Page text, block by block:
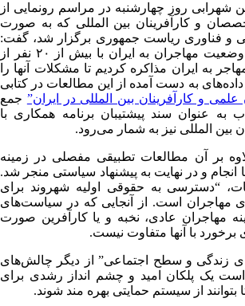
شهرابی روز چهارشنبه در مراسم رونمایی از
و کارآفرینان بین المللی که به صورت
و فناوری ریاست جمهوری برگزار شد، گفت:
در مطالعه میدانی از وضعیت مهاجران به ایران با بیش از ۲۰ نفر از
به ایران مذاکره کردیم تا مشکلات آنها را
به دست آمده از این مطالعات در کتابی
و کارآفرینان بین المللی در ایران” جمع
به عنوان سند پیشتیبان برنامه همکاری با
بین المللی نیز به شمار می‌رود.
بر آن مطالعات تطبیقی مفصلی در زمینه
و در نهایت به پیشنهاد سیاستی منجر شد.
“دسترسی به حقوقی اولیه شهروند برای
مهاجران است. از آنجایی که در سیاست‌های
مهاجران عادی، نخبه و یا کارآفرین صورت
با آنها متفاوت نیست.
زندگی و سطح اجتماعی” از دیگر چالش‌های
یک پلکان امید و چشم انداز رشدی برای
از سیستم حمایتی بهره مند شوند.